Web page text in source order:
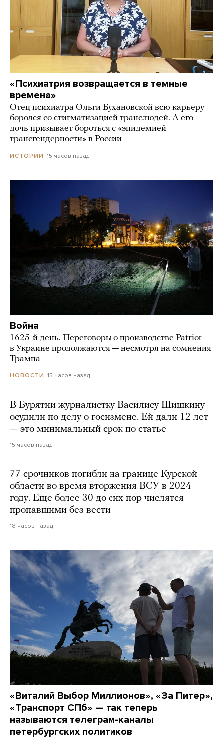
«Психиатрия возвращается в темные
времена»
Отец психиатра Ольги Бухановской всю карьеру
боролся со стигматизацией транслюдей. А его
дочь призывает бороться с «эпидемией
трансгендерности» в России
ИСТОРИИ 15 часов назад
Война
1625-й день. Переговоры о производстве Patriot
в Украине продолжаются — несмотря на сомнения
Трампа
НОВОСТИ 15 часов назад
В Бурятии журналистку Василису Шишкину
осудили по делу о госизмене. Ей дали 12 лет
— это минимальный срок по статье
15 часов назад
77 срочников погибли на границе Курской
области во время вторжения ВСУ в 2024
году. Еще более 30 до сих пор числятся
пропавшими без вести
18 часов назад
«Виталий Выбор Миллионов», «За Питер»,
«Транспорт СПб» — так теперь
называются телеграм-каналы
петербургских политиков